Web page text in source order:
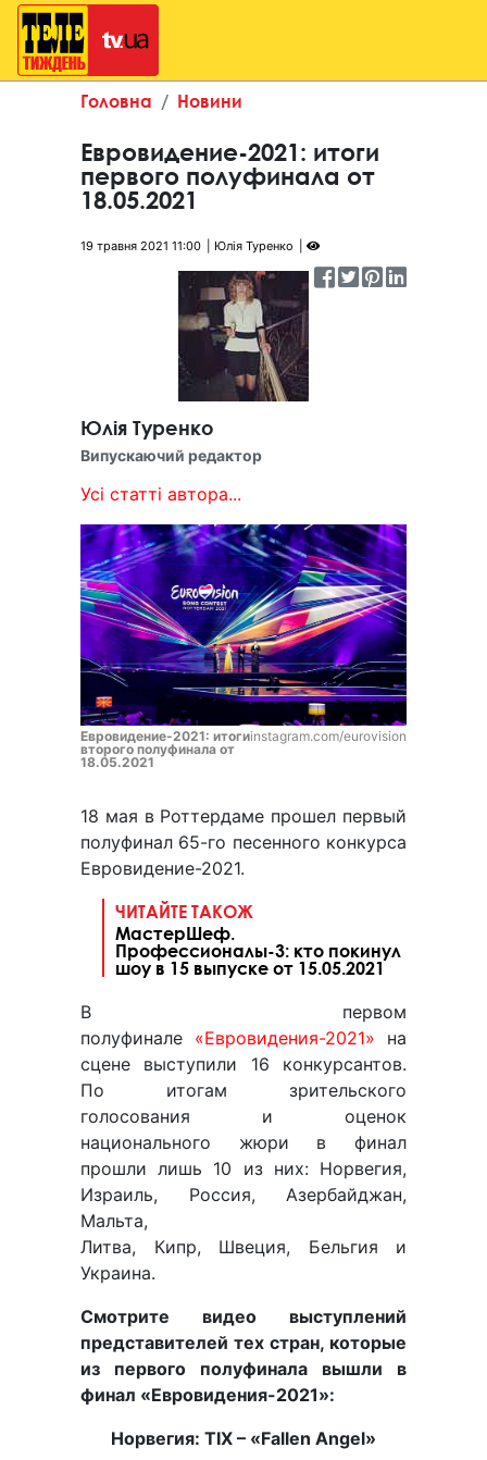
Головна Новини
Евровидение-2021: итоги
первого полуфинала от
18.05.2021
19 травня 2021 11:00 Юлія Туренко
Юлія Туренко
Випускаючий редактор
Усі статті автора...
Евровидение-2021: итоги
второго полуфинала от
18.05.2021
instagram.com/eurovision
18 мая в Роттердаме прошел первый
полуфинал 65-го песенного конкурса
Евровидение-2021.
ЧИТАЙТЕ ТАКОЖ
МастерШеф.
Профессионалы-3: кто покинул
шоу в 15 выпуске от 15.05.2021
В первом
полуфинале «Евровидения-2021» на
сцене выступили 16 конкурсантов.
По итогам зрительского
голосования и оценок
национального жюри в финал
прошли лишь 10 из них: Норвегия,
Израиль, Россия, Азербайджан,
Мальта,
Литва, Кипр, Швеция, Бельгия и
Украина.
Смотрите видео выступлений
представителей тех стран, которые
из первого полуфинала вышли в
финал «Евровидения-2021»:
Норвегия: TIX – «Fallen Angel»